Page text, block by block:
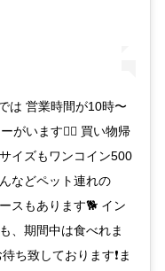
は 営業時間が10時〜
がいます🙋‍♂️ 買い物帰
イズもワンコイン500
などペット連れの
スもあります🐕 イン
、期間中は食べれま
ち致しております❗ま